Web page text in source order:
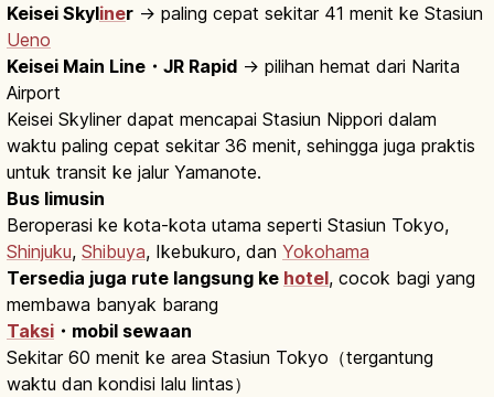
Keisei Skyliner → paling cepat sekitar 41 menit ke Stasiun
Ueno
Keisei Main Line・JR Rapid → pilihan hemat dari Narita
Airport
Keisei Skyliner dapat mencapai Stasiun Nippori dalam
waktu paling cepat sekitar 36 menit, sehingga juga praktis
untuk transit ke jalur Yamanote.
Bus limusin
Beroperasi ke kota-kota utama seperti Stasiun Tokyo,
Shinjuku, Shibuya, Ikebukuro, dan Yokohama
Tersedia juga rute langsung ke hotel, cocok bagi yang
membawa banyak barang
Taksi ・mobil sewaan
Sekitar 60 menit ke area Stasiun Tokyo（tergantung
waktu dan kondisi lalu lintas）